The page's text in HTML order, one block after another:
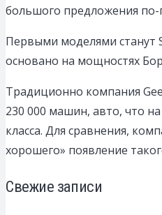
большого предложения
Первыми моделями станут
основано на мощностях
Традиционно компания
230 000 машин, авто, что
класса. Для сравнения,
хорошего» появление
Свежие записи